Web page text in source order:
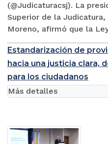
(@Judicaturacsj). La
Superior de la
Moreno, afirmó que la
Estandarización de
hacia una justicia clara,
para los ciudadanos
Más detalles